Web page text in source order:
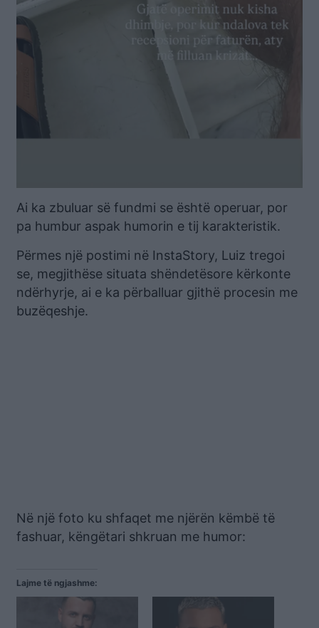
Ai ka zbuluar së fundmi se është operuar, por
pa humbur aspak humorin e tij karakteristik.
Përmes një postimi në InstaStory, Luiz tregoi
se, megjithëse situata shëndetësore kërkonte
ndërhyrje, ai e ka përballuar gjithë procesin me
buzëqeshje.
Në një foto ku shfaqet me njërën këmbë të
fashuar, këngëtari shkruan me humor:
Lajme të ngjashme: